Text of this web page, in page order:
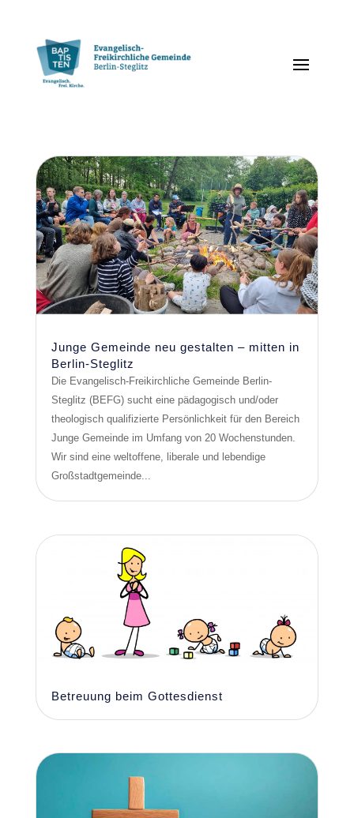
Junge Gemeinde neu gestalten – mitten in
Berlin-Steglitz
Die Evangelisch-Freikirchliche Gemeinde Berlin-
Steglitz (BEFG) sucht eine pädagogisch und/oder
theologisch qualifizierte Persönlichkeit für den Bereich
Junge Gemeinde im Umfang von 20 Wochenstunden.
Wir sind eine weltoffene, liberale und lebendige
Großstadtgemeinde...
Betreuung beim Gottesdienst